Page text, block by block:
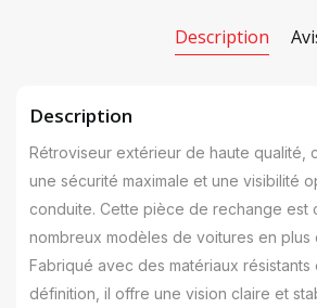
Description
Description
Rétroviseur extérieur de haute qualité,
une sécurité maximale et une visibilité
conduite. Cette pièce de rechange est
nombreux modèles de voitures en plus
Fabriqué avec des matériaux
définition, il offre une vision claire et